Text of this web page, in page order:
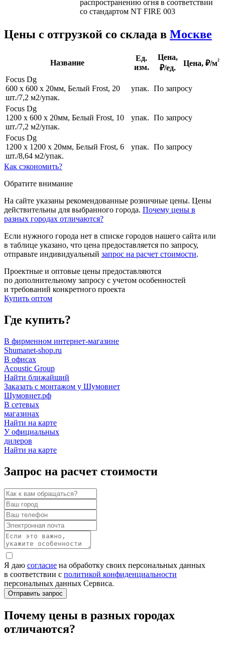
распространению огня в соответствии
со стандартом NT FIRE 003
Цены с отгрузкой со склада в Москве
Название
Ед.
изм.
Цена,
₽/ед.
Цена, ₽/м²
Focus Dg
600 х 600 х 20мм, Белый Frost, 20
шт./7,2 м2/упак.
упак. По запросу
Focus Dg
1200 х 600 х 20мм, Белый Frost, 10
шт./7,2 м2/упак.
упак. По запросу
Focus Dg
1200 х 1200 х 20мм, Белый Frost, 6
шт./8,64 м2/упак.
упак. По запросу
Как сэкономить?
Обратите внимание
На сайте указаны рекомендованные розничные цены. Цены
действительны для выбранного города. Почему цены в
разных городах отличаются?
Если нужного города нет в списке городов нашего сайта или
в таблице указано, что цена предоставляется по запросу,
отправьте индивидуальный запрос на расчет стоимости.
Проектные и оптовые цены предоставляются
по дополнительному запросу с учетом особенностей
и требований конкретного проекта
Купить оптом
Где купить?
В фирменном интернет-магазине
Shumanet-shop.ru
В офисах
Acoustic Group
Найти ближайший
Заказать с монтажом у Шумовнет
Шумовнет.рф
В сетевых
магазинах
Найти на карте
У официальных
дилеров
Найти на карте
Запрос на расчет стоимости
Я даю согласие на обработку своих персональных данных
в соответствии с политикой конфиденциальности
персональных данных Сервиса.
Почему цены в разных городах
отличаются?